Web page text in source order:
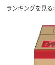
ランキングを見る：